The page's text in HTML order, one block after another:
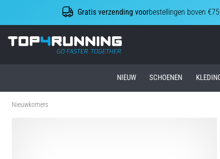
Gratis verzending voorbestellingen boven
Top4Running.nl
NIEUW SCHOENEN
Nieuwkomers